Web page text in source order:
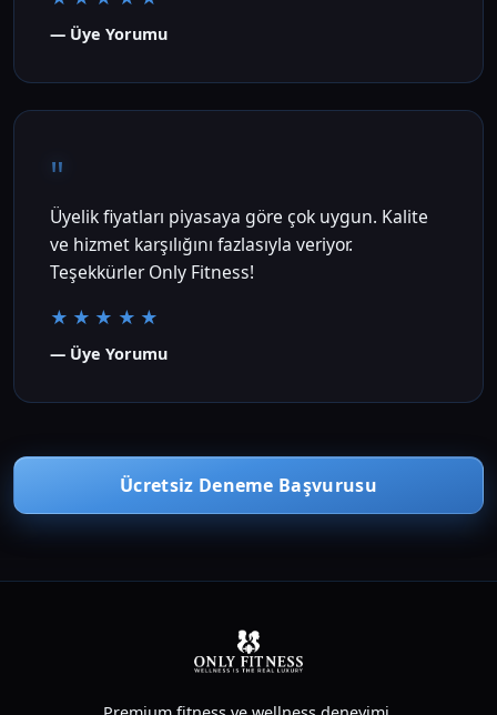
— Üye Yorumu
"
Üyelik fiyatları piyasaya göre çok uygun. Kalite
ve hizmet karşılığını fazlasıyla veriyor.
Teşekkürler Only Fitness!
★★★★★
— Üye Yorumu
Ücretsiz Deneme Başvurusu